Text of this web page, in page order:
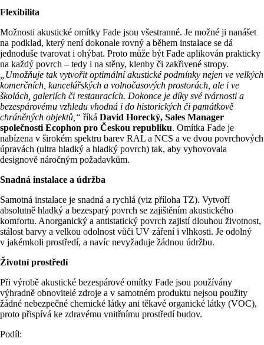
Flexibilita
Možnosti akustické omítky Fade jsou všestranné. Je možné ji nanášet
na podklad, který není dokonale rovný a během instalace se dá
jednoduše tvarovat i ohýbat. Proto může být Fade aplikován prakticky
na každý povrch – tedy i na stěny, klenby či zakřivené stropy.
„Umožňuje tak vytvořit optimální akustické podmínky nejen ve velkých
komerčních, kancelářských a volnočasových prostorách, ale i ve
školách, galeriích či restauracích. Dokonce je díky své tvárnosti a
bezespárovému vzhledu vhodná i do historických či památkově
chráněných objektů,“ říká David Horecký, Sales Manager
společnosti Ecophon pro Českou republiku. Omítka Fade je
nabízena v širokém spektru barev RAL a NCS a ve dvou povrchových
úpravách (ultra hladký a hladký povrch) tak, aby vyhovovala
designově náročným požadavkům.
Snadná instalace a údržba
Samotná instalace je snadná a rychlá (viz příloha TZ). Vytvoří
absolutně hladký a bezesparý povrch se zajištěním akustického
komfortu. Anorganický a antistatický povrch zajistí dlouhou životnost,
stálost barvy a velkou odolnost vůči UV záření i vlhkosti. Je odolný
v jakémkoli prostředí, a navíc nevyžaduje žádnou údržbu.
Životní prostředí
Při výrobě akustické bezespárové omítky Fade jsou používány
výhradně obnovitelé zdroje a v samotném produktu nejsou použity
žádné nebezpečné chemické látky ani těkavé organické látky (VOC),
proto přispívá ke zdravému vnitřnímu prostředí budov.
Podíl: